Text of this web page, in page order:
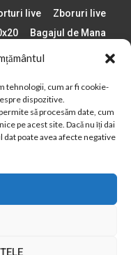
tehnologii, cum ar fi cookie-
dispozitive.
să procesăm date, cum
pe acest site. Dacă nu îți dai
poate avea afecte negative
live
Zboruri live
Bagajul de Mana
telefoane
Romania 2025
schimba ora în 2026
Boarding Pass
cookie-uri (UE)
cookie-uri (ZA)
cookie-uri (BR)
rezervate